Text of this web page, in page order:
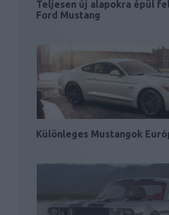
Teljesen új alapokra épül
Ford Mustang
Különleges Mustangok